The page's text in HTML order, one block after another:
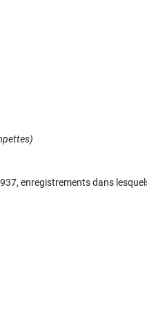
enregistrements dans